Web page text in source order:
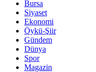
Bursa
Siyaset
Ekonomi
Öykü-Şiir
Gündem
Dünya
Spor
Magazin